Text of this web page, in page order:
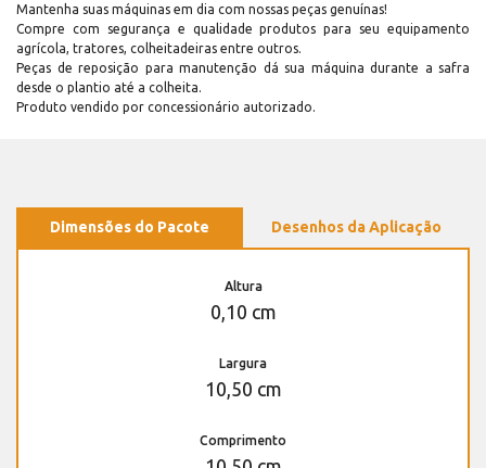
Mantenha suas máquinas em dia com nossas peças genuínas!
Compre com segurança e qualidade produtos para seu equipamento
agrícola, tratores, colheitadeiras entre outros.
Peças de reposição para manutenção dá sua máquina durante a safra
desde o plantio até a colheita.
Produto vendido por concessionário autorizado.
Dimensões do Pacote Desenhos da Aplicação
Altura
0,10 cm
Largura
10,50 cm
Comprimento